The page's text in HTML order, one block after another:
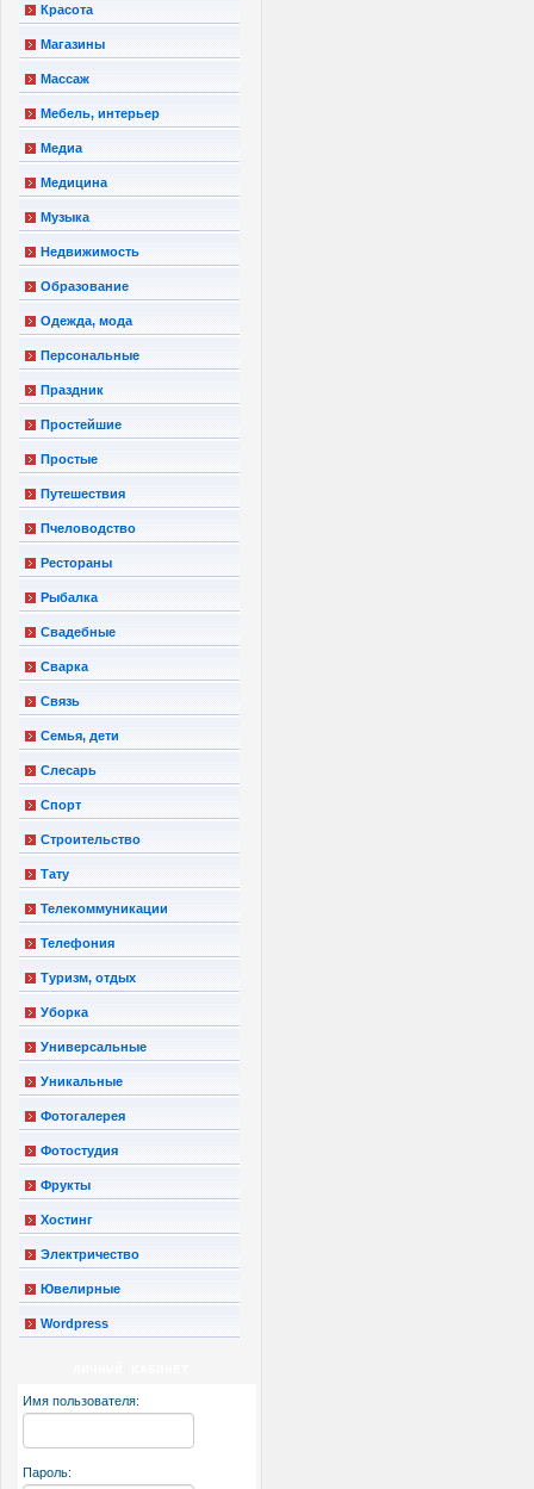
Красота
Магазины
Массаж
Мебель, интерьер
Медиа
Медицина
Музыка
Недвижимость
Образование
Одежда, мода
Персональные
Праздник
Простейшие
Простые
Путешествия
Пчеловодство
Рестораны
Рыбалка
Свадебные
Сварка
Связь
Семья, дети
Слесарь
Спорт
Строительство
Тату
Телекоммуникации
Телефония
Туризм, отдых
Уборка
Универсальные
Уникальные
Фотогалерея
Фотостудия
Фрукты
Хостинг
Электричество
Ювелирные
Wordpress
Имя пользователя:
Пароль: